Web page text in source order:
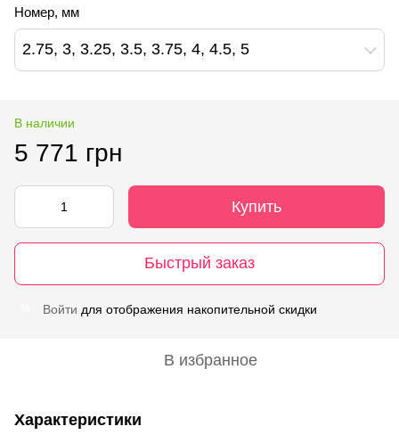
Номер, мм
2.75, 3, 3.25, 3.5, 3.75, 4, 4.5, 5
В наличии
5 771 грн
Купить
Быстрый заказ
Войти для отображения накопительной скидки
В избранное
Характеристики